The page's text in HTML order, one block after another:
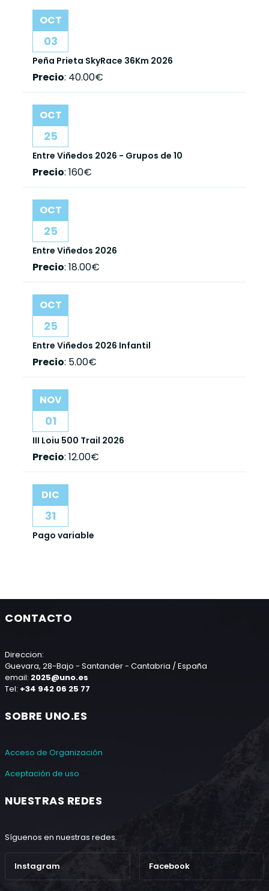
OCT
03
Peña Prieta SkyRace 36Km 2026
Precio: 40.00€
OCT
25
Entre Viñedos 2026 - Grupos de 10
Precio: 160€
OCT
25
Entre Viñedos 2026
Precio: 18.00€
OCT
25
Entre Viñedos 2026 Infantil
Precio: 5.00€
NOV
01
III Loiu 500 Trail 2026
Precio: 12.00€
DIC
31
Pago variable
CONTACTO
Direccion:
Guevara, 28-Bajo - Santander - Cantabria / España
email: 2025@uno.es
Tel: +34 942 06 25 77
SOBRE UNO.ES
Acceso de Organización
Aceptación de uso
NUESTRAS REDES
Síguenos en nuestras redes.
Instagram Facebook